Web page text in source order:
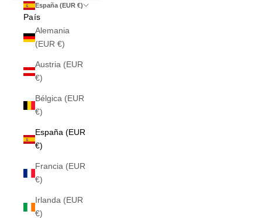
España (EUR €)
País
Alemania
(EUR €)
Austria (EUR
€)
Bélgica (EUR
€)
España (EUR
€)
Francia (EUR
€)
Irlanda (EUR
€)